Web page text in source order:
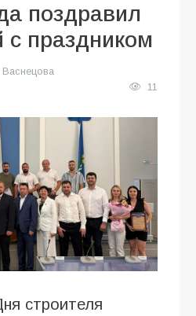
поздравил
с праздником
11
строителя